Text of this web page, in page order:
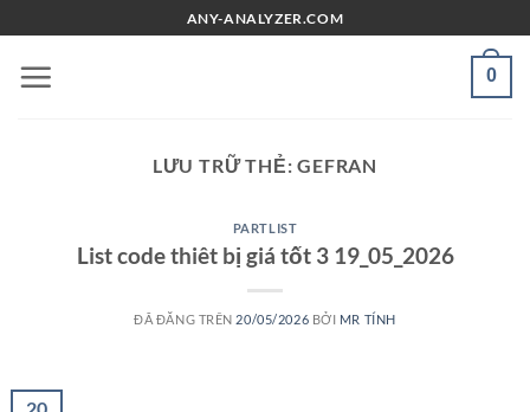
đến
nội
ANY-ANALYZER.COM
0
LƯU TRỮ THẺ:GEFRAN
PARTLIST
List code thiêt bị giá tốt 3 19_05_2026
ĐÃ ĐĂNG TRÊN 20/05/2026 BỞI MR TÍNH